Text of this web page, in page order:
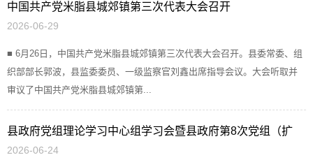
中国共产党米脂县城郊镇第三次代表大会召开
2026-06-29
■ 6月26日，中国共产党米脂县城郊镇第三次代表大会召开。县委常委、组
织部部长郭波，县监委委员、一级监察官刘鑫出席指导会议。大会听取并
审议了中国共产党米脂县城郊镇第...
县政府党组理论学习中心组学习会暨县政府第8次党组（扩
大）会议召开
2026-06-24